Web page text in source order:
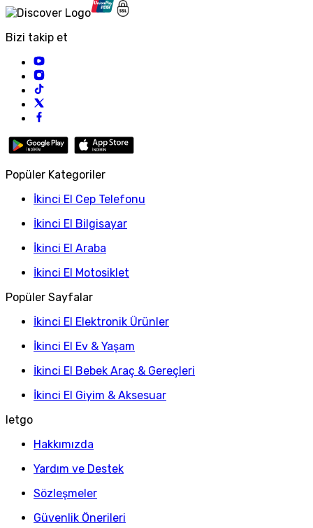
Bizi takip et
Popüler Kategoriler
İkinci El Cep Telefonu
İkinci El Bilgisayar
İkinci El Araba
İkinci El Motosiklet
Popüler Sayfalar
İkinci El Elektronik Ürünler
İkinci El Ev & Yaşam
İkinci El Bebek Araç & Gereçleri
İkinci El Giyim & Aksesuar
letgo
Hakkımızda
Yardım ve Destek
Sözleşmeler
Güvenlik Önerileri